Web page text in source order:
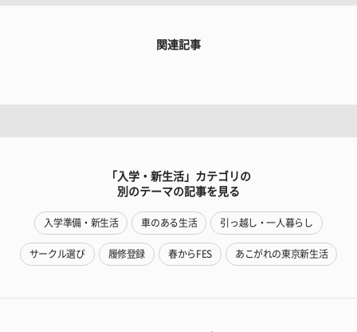
関連記事
「入学・新生活」カテゴリの
別のテーマの記事を見る
入学準備・新生活 車のある生活 引っ越し・一人暮らし
サークル選び 履修登録 春からFES あこがれの東京新生活